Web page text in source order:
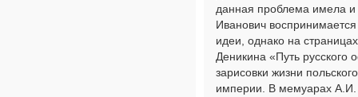
данная проблема имела
Иванович
идеи, однако на
Деникина «Путь
зарисовки жизни
империи. В мемуарах А.И.